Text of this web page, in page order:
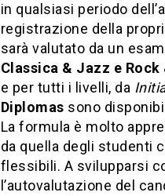
in qualsiasi periodo
registrazione della
sarà valutato da un
Classica & Jazz e Rock
e per tutti i livelli, da
Diplomas sono
La formula è molto
da quella degli studenti
flessibili. A svilupparsi
l’autovalutazione del